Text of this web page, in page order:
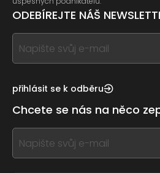
ODEBÍREJTE NÁŠ
If
you
this,
this
form
field
blank
přihlásit se k odběru
Chcete se nás na něco
If
you